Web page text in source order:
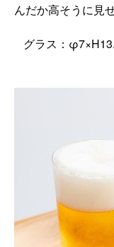
んだか高そうに見
グラス：